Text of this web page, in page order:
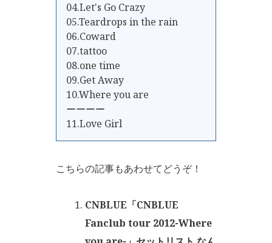
04.Let's Go Crazy
05.Teardrops in the rain
06.Coward
07.tattoo
08.one time
09.Get Away
10.Where you are
ーーーー
11.Love Girl
こちらの記事もあわせてどうぞ！
CNBLUE「CNBLUE
Fanclub tour 2012-Where